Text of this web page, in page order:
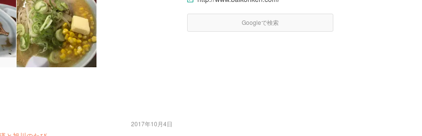
2017年10月4日
Googleで検索